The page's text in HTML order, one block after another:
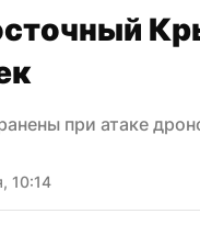
при атаке
10:14